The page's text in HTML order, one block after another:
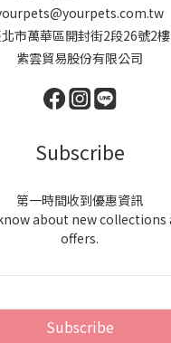
市萬華區開封街2段26號2樓
紫雲貿易股份有限公司
Subscribe
第一時間收到優惠資訊
about new collections
offers.
Subscribe